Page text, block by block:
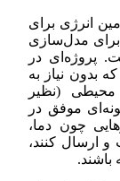
انرژی برای
برای مدل‌سازی
پروژه‌ای در
بدون نیاز به
(نظیر
موفق در
چون دما،
ارسال کنند،
باشند.